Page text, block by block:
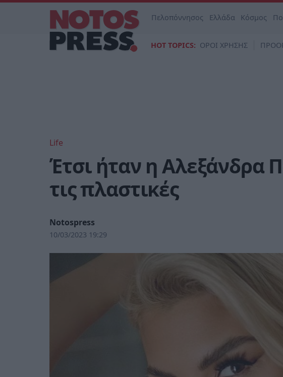
Πελοπόννησος Ελλάδα Κόσμος
HOT TOPICS: ΟΡΟΙ ΧΡΗΣΗΣ
Life
Έτσι ήταν η Αλεξάνδρα
τις πλαστικές
Notospress
10/03/2023 19:29